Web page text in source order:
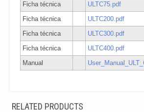
Ficha técnica
ULTC75.pdf
Ficha técnica
ULTC200.pdf
Ficha técnica
ULTC300.pdf
Ficha técnica
ULTC400.pdf
Manual
RELATED PRODUCTS